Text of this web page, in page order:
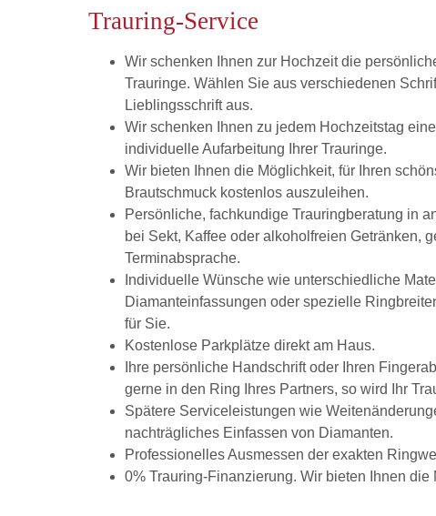
Trauring-Service
Wir schenken Ihnen zur Hochzeit die
Trauringe. Wählen Sie aus verschiedenen
Lieblingsschrift aus.
Wir schenken Ihnen zu jedem Hochzeitstag
individuelle Aufarbeitung Ihrer Trauringe.
Wir bieten Ihnen die Möglichkeit, für Ihren
Brautschmuck kostenlos auszuleihen.
Persönliche, fachkundige Trauringberatung in
bei Sekt, Kaffee oder alkoholfreien Getränken,
Terminabsprache.
Individuelle Wünsche wie unterschiedliche
Diamanteinfassungen oder spezielle
für Sie.
Kostenlose Parkplätze direkt am Haus.
Ihre persönliche Handschrift oder Ihren
gerne in den Ring Ihres Partners, so wird Ihr
Spätere Serviceleistungen wie
nachträgliches Einfassen von Diamanten.
Professionelles Ausmessen der exakten
0% Trauring-Finanzierung. Wir bieten Ihnen